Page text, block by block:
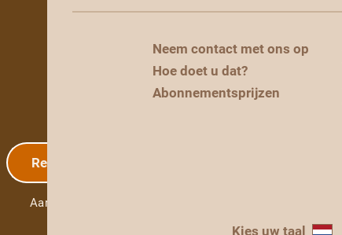
Registratie
Aanmelding
Neem contact met ons op
Hoe doet u dat?
Abonnementsprijzen
Kies uw taal